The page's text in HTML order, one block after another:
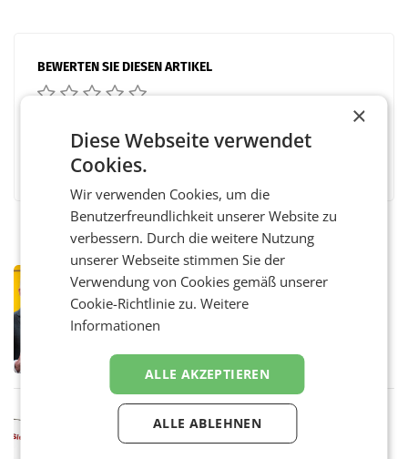
BEWERTEN SIE DIESEN ARTIKEL
FacebookTwitter
Österreichische Post: Umsatzplus im
Briefgeschäft
ersten Halbjahr 2026 einen Konzernumsatz
von 1.544,0 Mio. EUR erwirtschaftet, was
einem Plus von 3,8 Prozent gegenüber dem
Vergleichszeitraum
ProSiebenSat.1 spart und macht
×
Diese Webseite verwendet
Cookies.
Wir verwenden Cookies, um die
Benutzerfreundlichkeit unserer Website zu
verbessern. Durch die weitere Nutzung
unserer Webseite stimmen Sie der
Verwendung von Cookies gemäß unserer
Cookie-Richtlinie zu.Weitere
Informationen
ALLE AKZEPTIEREN
ALLE ABLEHNEN